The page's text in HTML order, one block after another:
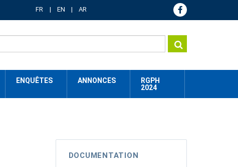
FR EN AR
ENQUÊTES ANNONCES
RGPH
2024
DOCUMENTATION